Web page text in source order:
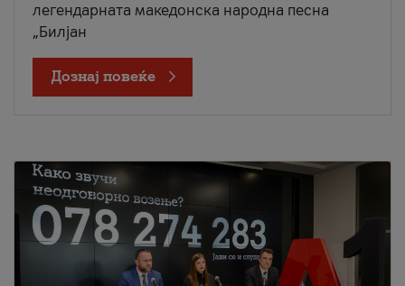
легендарната македонска народна песна
„Билјан
Дознај повеќе